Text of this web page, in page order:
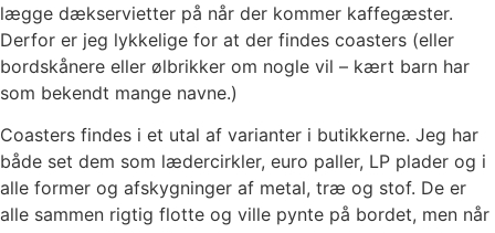
lægge dækservietter på når der kommer kaffegæster.
Derfor er jeg lykkelige for at der findes coasters (eller
bordskånere eller ølbrikker om nogle vil – kært barn har
som bekendt mange navne.)
Coasters findes i et utal af varianter i butikkerne. Jeg har
både set dem som lædercirkler, euro paller, LP plader og i
alle former og afskygninger af metal, træ og stof. De er
alle sammen rigtig flotte og ville pynte på bordet, men når